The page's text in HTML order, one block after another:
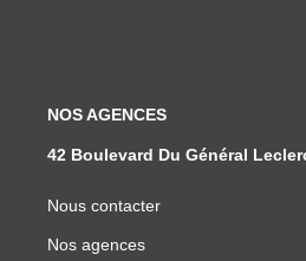
NOS AGENCES
42 Boulevard Du Général
Nous contacter
Nos agences